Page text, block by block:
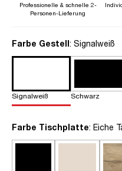
Professionelle & schnelle 2-
Personen-Lieferung
Farbe Gestellauswählen
: Signalweiß
Signalweiß Schwarz
Farbe Tischplatte: Eiche